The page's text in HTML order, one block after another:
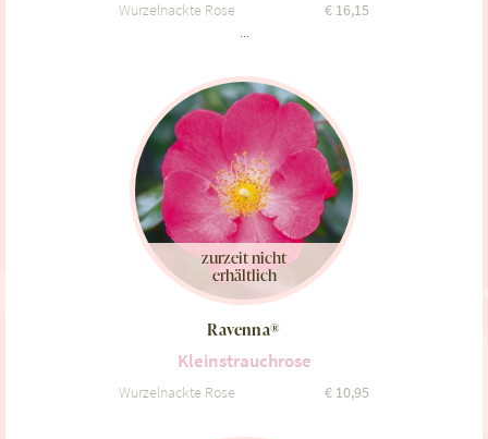
Wurzelnackte Rose
€ 16,15
...
zurzeit nicht
erhältlich
Ravenna®
Kleinstrauchrose
Wurzelnackte Rose € 10,95